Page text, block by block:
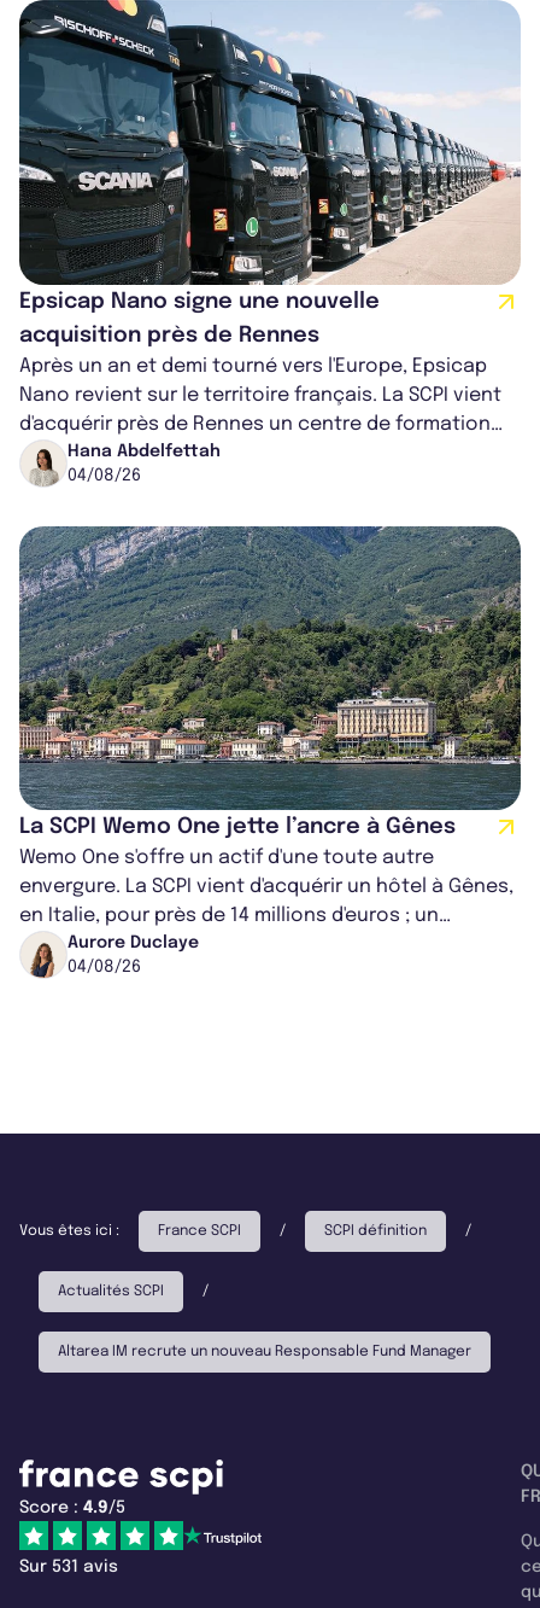
Epsicap Nano signe une nouvelle
acquisition près de Rennes
Après un an et demi tourné vers l'Europe, Epsicap
Nano revient sur le territoire français. La SCPI vient
d'acquérir près de Rennes un centre de formation
pour conducteurs poids lou...
Hana Abdelfettah
04/08/26
La SCPI Wemo One jette l’ancre à Gênes
Wemo One s'offre un actif d'une toute autre
envergure. La SCPI vient d'acquérir un hôtel à Gênes,
en Italie, pour près de 14 millions d'euros ; un
montant qui fait entorse avec ses...
Aurore Duclaye
04/08/26
Vous êtes ici : France SCPI / SCPI définition /
Actualités SCPI /
Altarea IM recrute un nouveau Responsable Fund Manager
Score : 4.9/5
Sur 531 avis